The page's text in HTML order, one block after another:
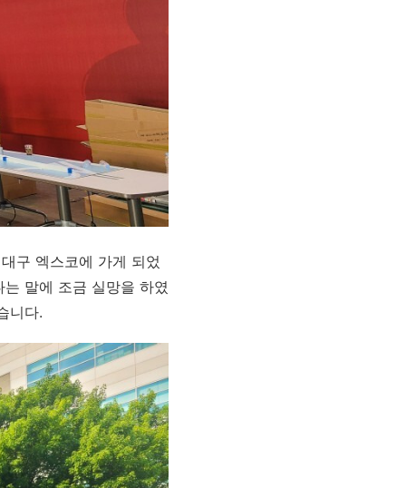
구 엑스코에 가게 되었
말에 조금 실망을 하였
니다.